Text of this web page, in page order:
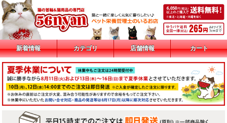
新着情報 カテゴリ 店舗情報 カート